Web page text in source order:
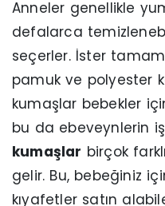
Anneler genellikle
defalarca
seçerler. İster
pamuk ve polyester
kumaşlar bebekler
bu da ebeveynlerin
kumaşlar birçok
gelir. Bu, bebeğiniz
kıyafetler satın